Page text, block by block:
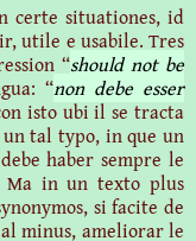
certe situationes, id
utile e usabile. Tres
“should not be
“non debe esser
isto ubi il se tracta
tal typo, in que un
haber sempre le
Ma in un texto plus
si facite de
minus, ameliorar le